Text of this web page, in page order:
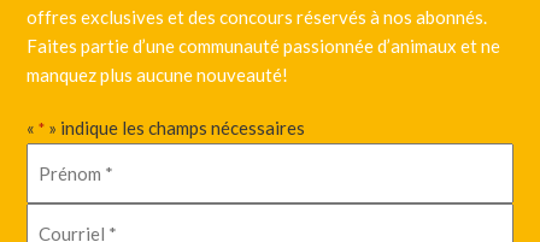
offres exclusives et des concours réservés à nos abonnés.
Faites partie d’une communauté passionnée d’animaux et ne
manquez plus aucune nouveauté!
«* » indique les champs nécessaires